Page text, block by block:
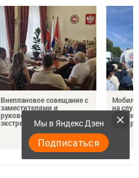
Внеплановое совещание с
заместителями и
руководителями
экстренных служб
на
Мы в Яндекс Дзен
Подписаться